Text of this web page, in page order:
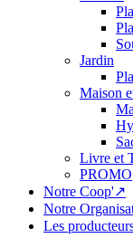
Jardin
Maison
Livre et
PROMO
Notre Coop'↗
Notre
Les